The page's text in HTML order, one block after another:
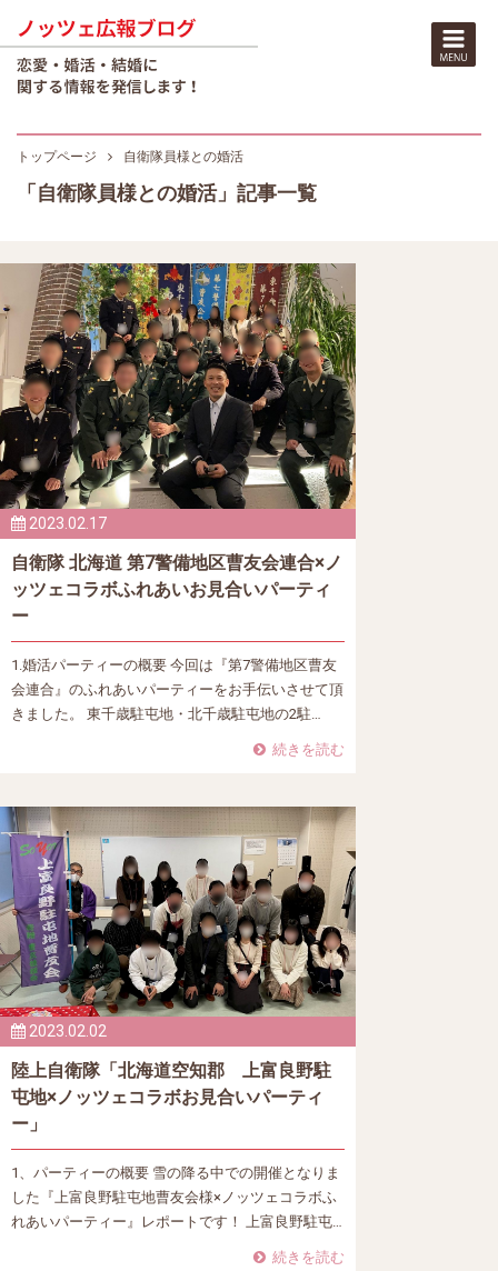
トップページ 自衛隊員様との婚活
「自衛隊員様との婚活」記事一覧
2023.02.17
自衛隊 北海道 第7警備地区曹友会連合×ノ
ッツェコラボふれあいお見合いパーティ
ー
1.婚活パーティーの概要 今回は『第7警備地区曹友
会連合』のふれあいパーティーをお手伝いさせて頂
きました。 東千歳駐屯地・北千歳駐屯地の2駐…
続きを読む
2023.02.02
陸上自衛隊「北海道空知郡 上富良野駐
屯地×ノッツェコラボお見合いパーティ
ー」
1、パーティーの概要 雪の降る中での開催となりま
した『上富良野駐屯地曹友会様×ノッツェコラボふ
れあいパーティー』レポートです！ 上富良野駐屯…
続きを読む